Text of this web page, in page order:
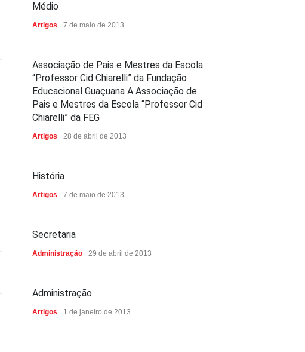
Médio
Artigos 7 de maio de 2013
Associação de Pais e Mestres da Escola
“Professor Cid Chiarelli” da Fundação
Educacional Guaçuana A Associação de
Pais e Mestres da Escola “Professor Cid
Chiarelli” da FEG
Artigos 28 de abril de 2013
História
Artigos 7 de maio de 2013
Secretaria
Administração 29 de abril de 2013
Administração
Artigos 1 de janeiro de 2013